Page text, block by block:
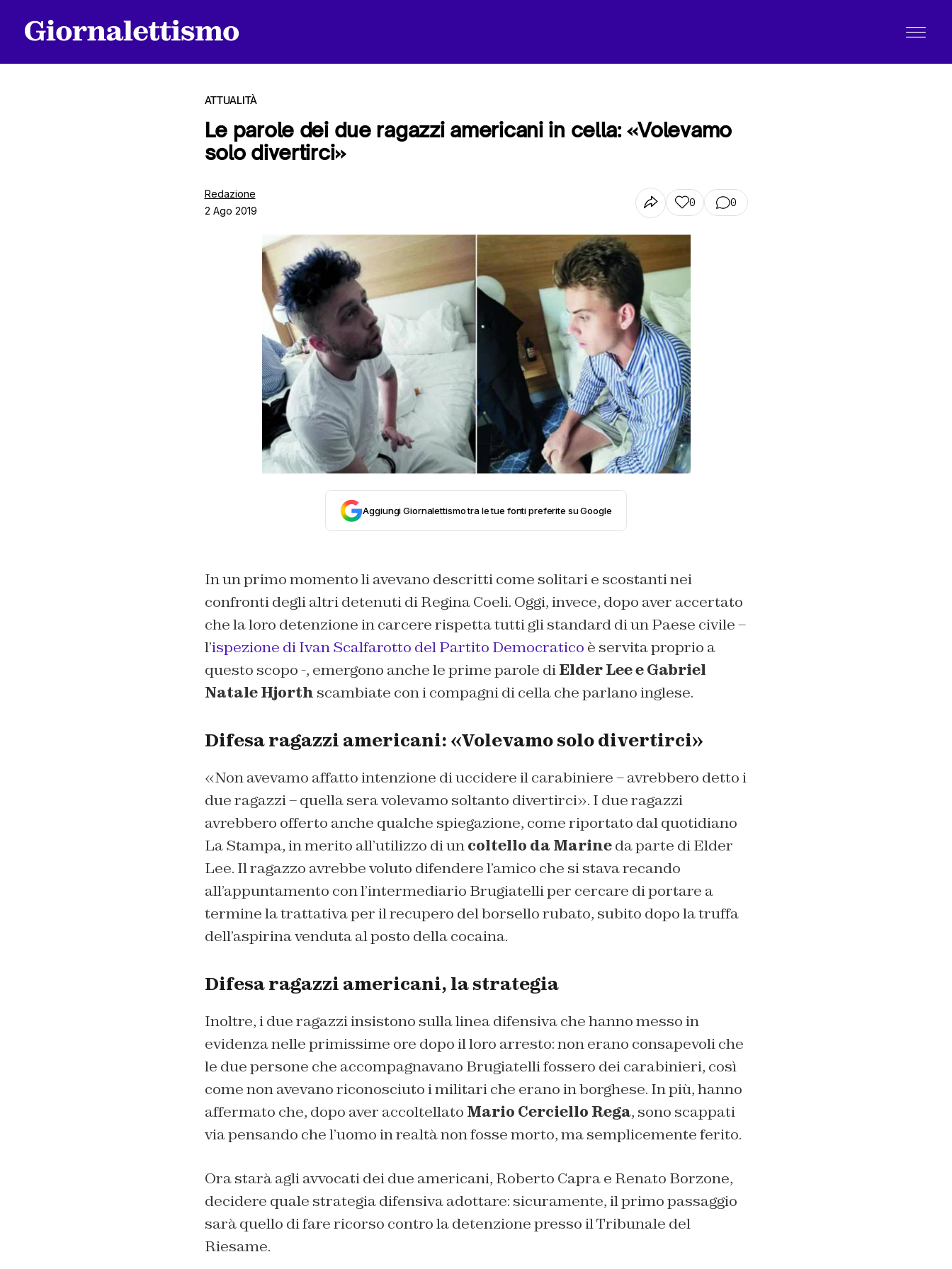
ATTUALITÀ
Le parole dei due ragazzi americani in cella: «Volevamo
solo divertirci»
Redazione
2 Ago 2019
0 0
Aggiungi Giornalettismo tra le tue fonti preferite su Google
In un primo momento li avevano descritti come solitari e scostanti nei
confronti degli altri detenuti di Regina Coeli. Oggi, invece, dopo aver accertato
che la loro detenzione in carcere rispetta tutti gli standard di un Paese civile –
l’ispezione di Ivan Scalfarotto del Partito Democratico è servita proprio a
questo scopo -, emergono anche le prime parole diElder Lee e Gabriel
Natale Hjorth scambiate con i compagni di cella che parlano inglese.
Difesa ragazzi americani: «Volevamo solo divertirci»
«Non avevamo affatto intenzione di uccidere il carabiniere – avrebbero detto i
due ragazzi – quella sera volevamo soltanto divertirci». I due ragazzi
avrebbero offerto anche qualche spiegazione, come riportato dal quotidiano
La Stampa, in merito all’utilizzo di uncoltello da Marineda parte di Elder
Lee. Il ragazzo avrebbe voluto difendere l’amico che si stava recando
all’appuntamento con l’intermediario Brugiatelli per cercare di portare a
termine la trattativa per il recupero del borsello rubato, subito dopo la truffa
dell’aspirina venduta al posto della cocaina.
Difesa ragazzi americani, la strategia
Inoltre, i due ragazzi insistono sulla linea difensiva che hanno messo in
evidenza nelle primissime ore dopo il loro arresto: non erano consapevoli che
le due persone che accompagnavano Brugiatelli fossero dei carabinieri, così
come non avevano riconosciuto i militari che erano in borghese. In più, hanno
affermato che, dopo aver accoltellato Mario Cerciello Rega, sono scappati
via pensando che l’uomo in realtà non fosse morto, ma semplicemente ferito.
Ora starà agli avvocati dei due americani, Roberto Capra e Renato Borzone,
decidere quale strategia difensiva adottare: sicuramente, il primo passaggio
sarà quello di fare ricorso contro la detenzione presso il Tribunale del
Riesame.